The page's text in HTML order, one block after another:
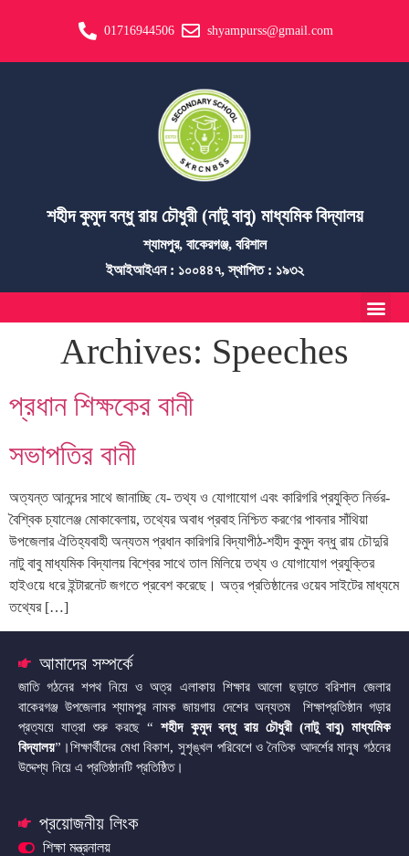
01716944506 shyampurss@gmail.com
শহীদ কুমুদ বন্ধু রায় চৌধুরী (নাটু বাবু) মাধ্যমিক বিদ্যালয়
শ্যামপুর, বাকেরগঞ্জ, বরিশাল
ইআইআইএন : ১০০৪৪৭, স্থাপিত : ১৯৩২
Archives: Speeches
প্রধান শিক্ষকের বানী
সভাপতির বানী
অত্যন্ত আনন্দের সাথে জানাচ্ছি যে- তথ্য ও যোগাযোগ এবং কারিগরি প্রযুক্তি নির্ভর-
বৈশ্বিক চ্যালেঞ্জ মোকাবেলায়, তথ্যের অবাধ প্রবাহ নিশ্চিত করণের পাবনার সাঁথিয়া
উপজেলার ঐতিহ্যবাহী অন্যতম প্রধান কারিগরি বিদ্যাপীঠ-শহীদ কুমুদ বন্ধু রায় চৌদুরি
নাটু বাবু মাধ্যমিক বিদ্যালয় বিশ্বের সাথে তাল মিলিয়ে তথ্য ও যোগাযোগ প্রযুক্তির
হাইওয়ে ধরে ইন্টারনেট জগতে প্রবেশ করেছে। অত্র প্রতিষ্ঠানের ওয়েব সাইটের মাধ্যমে
তথ্যের […]
আমাদের সম্পর্কে
জাতি গঠনের শপথ নিয়ে ও অত্র এলাকায় শিক্ষার আলো ছড়াতে বরিশাল জেলার
বাকেরগঞ্জ উপজেলার শ্যামপুর নামক জায়গায় দেশের অন্যতম শিক্ষাপ্রতিষ্ঠান গড়ার
প্রত্যয়ে যাত্রা শুরু করছে “ শহীদ কুমুদ বন্ধু রায় চৌধুরী (নাটু বাবু) মাধ্যমিক
বিদ্যালয়”।শিক্ষার্থীদের মেধা বিকাশ, সুশৃঙ্খল পরিবেশে ও নৈতিক আদর্শের মানুষ গঠনের
উদ্দেশ্য নিয়ে এ প্রতিষ্ঠানটি প্রতিষ্ঠিত।
প্রয়োজনীয় লিংক
শিক্ষা মন্ত্রনালয়